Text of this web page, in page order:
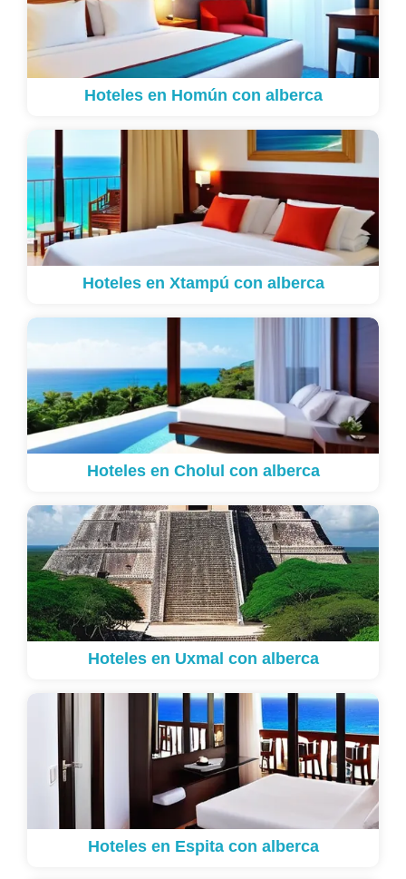
Hoteles en Homún con alberca
Hoteles en Xtampú con alberca
Hoteles en Cholul con alberca
Hoteles en Uxmal con alberca
Hoteles en Espita con alberca